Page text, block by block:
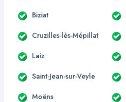
Biziat
Cruzilles-lès-Mépillat
Laiz
Saint-Jean-sur-Veyle
Moëns